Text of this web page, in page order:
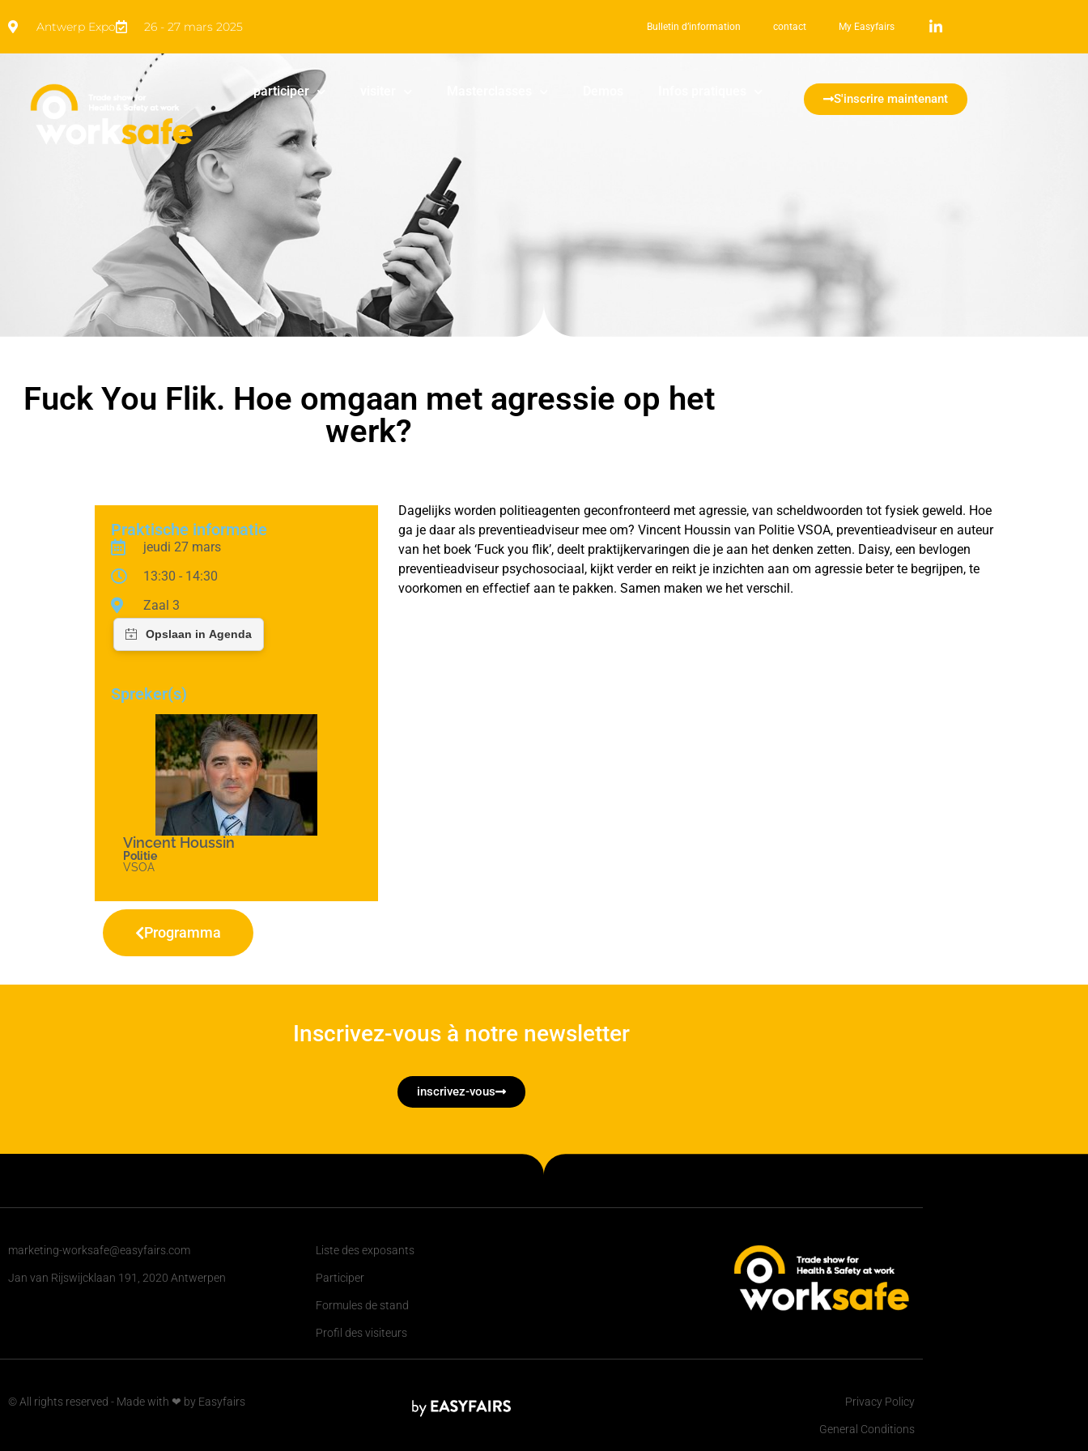
Antwerp Expo 26 - 27 mars 2025 Bulletin d’information contact My Easyfairs
participer S'inscrire maintenant
Fuck You Flik. Hoe omgaan met agressie op het
werk?
Praktische informatie
jeudi 27 mars
13:30 - 14:30
Zaal 3
Spreker(s)
Vincent Houssin
Politie
VSOA
Programma
Dagelijks worden politieagenten geconfronteerd met agressie, van scheldwoorden tot fysiek geweld. Hoe
ga je daar als preventieadviseur mee om? Vincent Houssin van Politie VSOA, preventieadviseur en auteur
van het boek ‘Fuck you flik’, deelt praktijkervaringen die je aan het denken zetten. Daisy, een bevlogen
preventieadviseur psychosociaal, kijkt verder en reikt je inzichten aan om agressie beter te begrijpen, te
voorkomen en effectief aan te pakken. Samen maken we het verschil.
Inscrivez-vous à notre newsletter
inscrivez-vous
marketing-worksafe@easyfairs.com
Jan van Rijswijcklaan 191, 2020 Antwerpen
Liste des exposants
Participer
Formules de stand
Profil des visiteurs
© All rights reserved - Made with ❤ by Easyfairs Privacy Policy
General Conditions